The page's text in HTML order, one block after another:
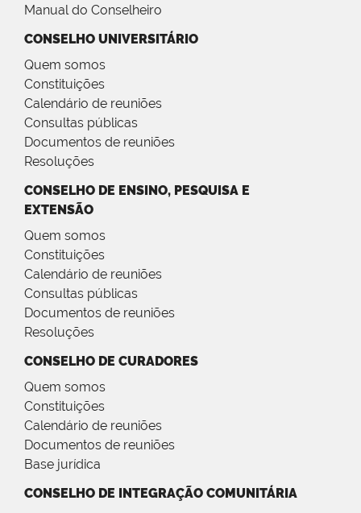
Manual do Conselheiro
CONSELHO UNIVERSITÁRIO
Quem somos
Constituições
Calendário de reuniões
Consultas públicas
Documentos de reuniões
Resoluções
CONSELHO DE ENSINO, PESQUISA E
EXTENSÃO
Quem somos
Constituições
Calendário de reuniões
Consultas públicas
Documentos de reuniões
Resoluções
CONSELHO DE CURADORES
Quem somos
Constituições
Calendário de reuniões
Documentos de reuniões
Base jurídica
CONSELHO DE INTEGRAÇÃO COMUNITÁRIA